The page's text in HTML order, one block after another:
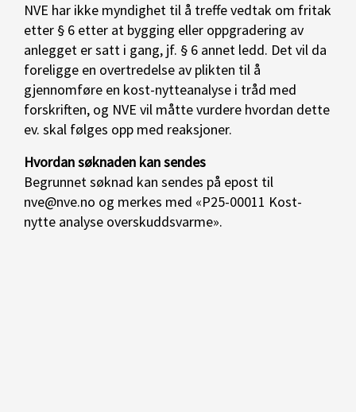
NVE har ikke myndighet til å treffe vedtak om fritak
etter § 6 etter at bygging eller oppgradering av
anlegget er satt i gang, jf. § 6 annet ledd. Det vil da
foreligge en overtredelse av plikten til å
gjennomføre en kost-nytteanalyse i tråd med
forskriften, og NVE vil måtte vurdere hvordan dette
ev. skal følges opp med reaksjoner.
Hvordan søknaden kan sendes
Begrunnet søknad kan sendes på epost til
nve@nve.no og merkes med «P25-00011 Kost-
nytte analyse overskuddsvarme».